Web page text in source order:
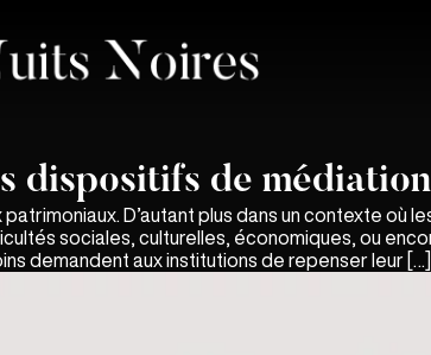
dispositifs de
D’autant plus dans un contexte où
sociales, culturelles, économiques, ou
demandent aux institutions de repenser leur […]